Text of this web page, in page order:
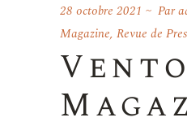
28 octobre 2021 Par
Magazine, Revue de